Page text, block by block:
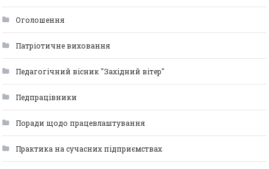
Оголошення
Патріотичне виховання
Педагогічний вісник "Західний вітер"
Педпрацівники
Поради щодо працевлаштування
Практика на сучасних підприємствах